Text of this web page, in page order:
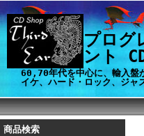
プログ
ント
60,70年代を中心に、輸入盤
イケ、ハード・ロック、ジャ
商品検索